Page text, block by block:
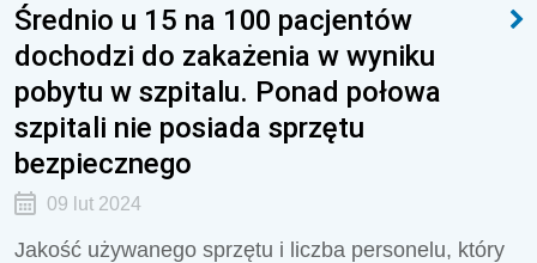
Średnio u 15 na 100 pacjentów
dochodzi do zakażenia w wyniku
pobytu w szpitalu. Ponad połowa
szpitali nie posiada sprzętu
bezpiecznego
09 lut 2024
Jakość używanego sprzętu i liczba personelu, który